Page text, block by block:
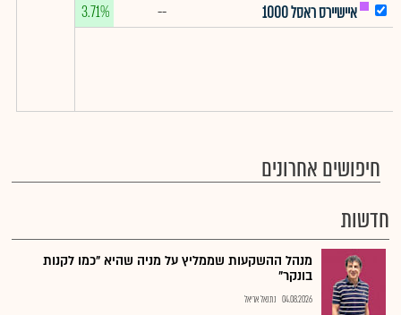
איישיירס ראסל 1000
--
3.71%
חיפושים אחרונים
חדשות
מנהל ההשקעות שממליץ על מניה שהיא "כמו לקנות
בונקר"
04.08.2026 נתנאל אריאל